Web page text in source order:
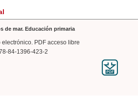
de mar. Educación primaria
electrónico. PDF acceso libre
84-1396-423-2